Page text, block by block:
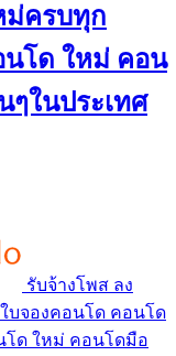
ม่ครบทุก
นโด ใหม่ คอน
ๆในประเทศ
รับจ้างโพส ลง
บจองคอนโด คอนโด
โด ใหม่ คอนโดมือ